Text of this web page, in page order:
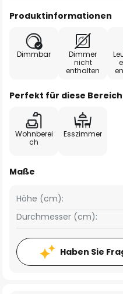
Produktinformationen
Dimmbar
Dimmer
nicht
enthalten
Perfekt für diese
Wohnberei
ch
Esszimmer
Maße
Höhe (cm):
Durchmesser (cm):
Haben Sie